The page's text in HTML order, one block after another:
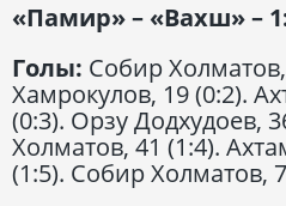
«Памир» – «Вахш» –
Голы: Собир
Хамрокулов, 19 (0:2).
(0:3). Орзу Додхудоев,
Холматов, 41 (1:4).
(1:5). Собир Холматов,